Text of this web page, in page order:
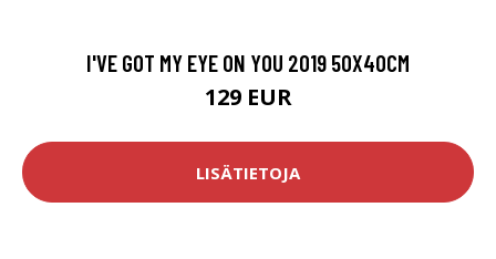
I'VE GOT MY EYE ON YOU 2019 50X40CM
129 EUR
LISÄTIETOJA